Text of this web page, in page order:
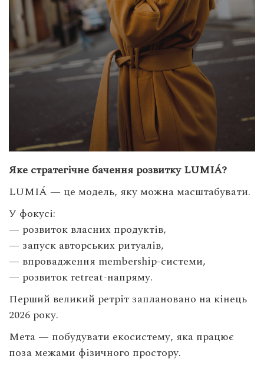
Яке стратегічне бачення розвитку LUMIÁ?
LUMIÁ — це модель, яку можна масштабувати.
У фокусі:
— розвиток власних продуктів,
— запуск авторських ритуалів,
— впровадження membership-системи,
— розвиток retreat-напряму.
Перший великий ретріт заплановано на кінець
2026 року.
Мета — побудувати екосистему, яка працює
поза межами фізичного простору.